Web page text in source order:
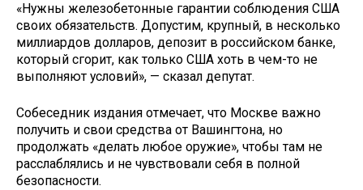
«Нужны железобетонные гарантии соблюдения США
своих обязательств. Допустим, крупный, в несколько
миллиардов долларов, депозит в российском банке,
который сгорит, как только США хоть в чем-то не
выполняют условий», — сказал депутат.
Собеседник издания отмечает, что Москве важно
получить и свои средства от Вашингтона, но
продолжать «делать любое оружие», чтобы там не
расслаблялись и не чувствовали себя в полной
безопасности.